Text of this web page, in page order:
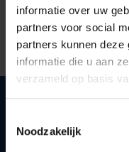
informatie over uw
partners voor social
partners kunnen deze
informatie die u aan
verzameld op basis
Noodzakelijk
Snel naar